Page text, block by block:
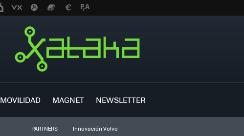
MOVILIDAD MAGNET NEWSLETTER
PARTNERS Innovación Volvo